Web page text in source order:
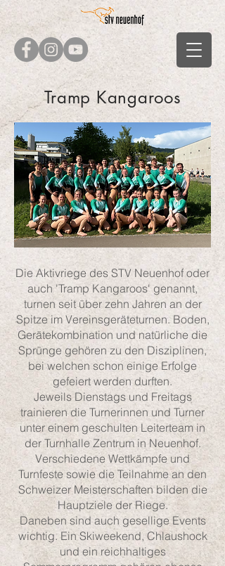
Tramp Kangaroos
Die Aktivriege des STV Neuenhof oder
auch 'Tramp Kangaroos' genannt,
turnen seit über zehn Jahren an der
Spitze im Vereinsgeräteturnen. Boden,
Gerätekombination und natürliche die
Sprünge gehören zu den Disziplinen,
bei welchen schon einige Erfolge
gefeiert werden durften.
Jeweils Dienstags und Freitags
trainieren die Turnerinnen und Turner
unter einem geschulten Leiterteam in
der Turnhalle Zentrum in Neuenhof.
Verschiedene Wettkämpfe und
Turnfeste sowie die Teilnahme an den
Schweizer Meisterschaften bilden die
Hauptziele der Riege.
Daneben sind auch gesellige Events
wichtig. Ein Skiweekend, Chlaushock
und ein reichhaltiges